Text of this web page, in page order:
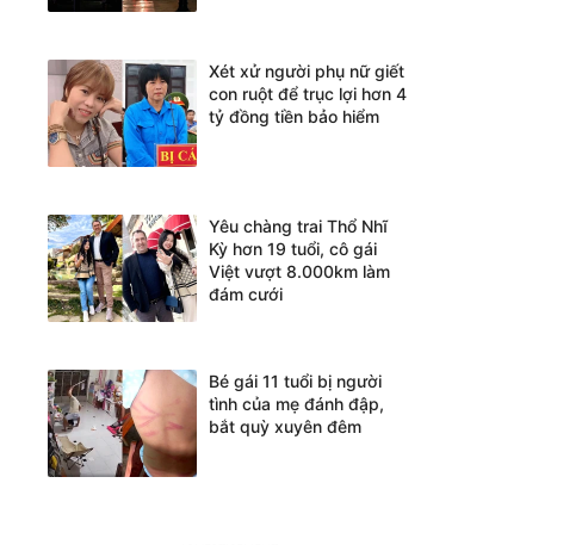
Xét xử người phụ nữ giết
con ruột để trục lợi hơn 4
tỷ đồng tiền bảo hiểm
Yêu chàng trai Thổ Nhĩ
Kỳ hơn 19 tuổi, cô gái
Việt vượt 8.000km làm
đám cưới
Bé gái 11 tuổi bị người
tình của mẹ đánh đập,
bắt quỳ xuyên đêm